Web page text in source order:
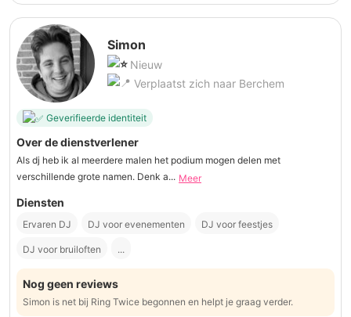
Simon
Nieuw
Verplaatst zich naar Berchem
Geverifieerde identiteit
Over de dienstverlener
Als dj heb ik al meerdere malen het podium mogen delen met
verschillende grote namen. Denk a... Meer
Diensten
Ervaren DJ DJ voor evenementen DJ voor feestjes
DJ voor bruiloften ...
Nog geen reviews
Simon is net bij Ring Twice begonnen en helpt je graag verder.